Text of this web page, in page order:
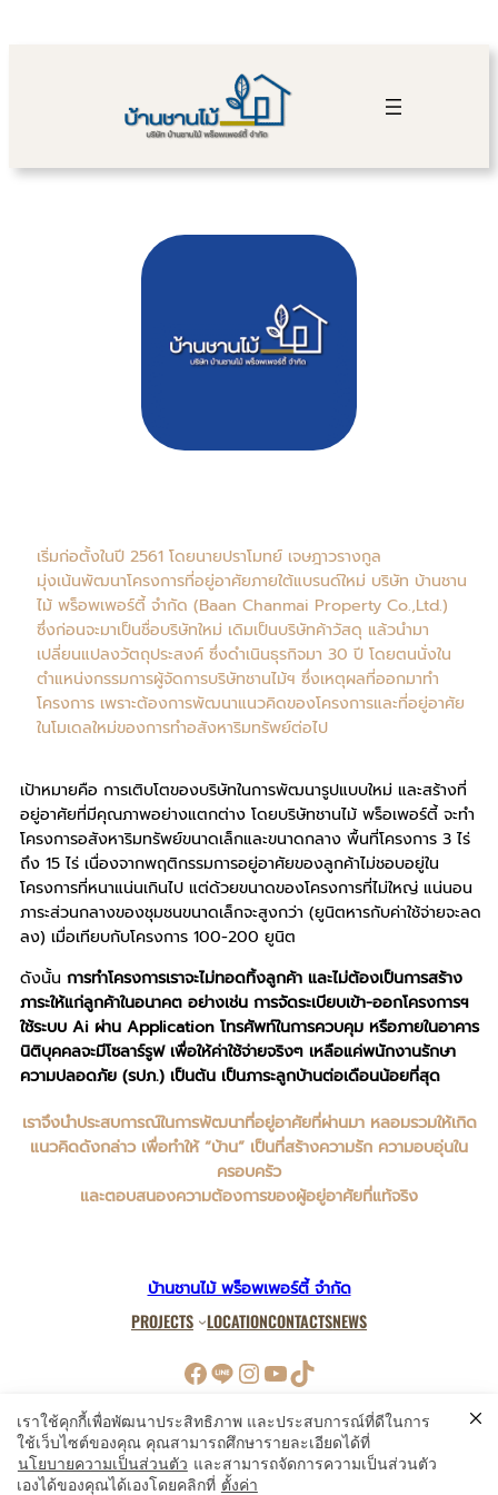
เริ่มก่อตั้งในปี 2561 โดยนายปราโมทย์ เจษฎาวรางกูล
มุ่งเน้นพัฒนาโครงการที่อยู่อาศัยภายใต้แบรนด์ใหม่ บริษัท บ้านชาน
ไม้ พร็อพเพอร์ตี้ จำกัด (Baan Chanmai Property Co.,Ltd.)
ซึ่งก่อนจะมาเป็นชื่อบริษัทใหม่ เดิมเป็นบริษัทค้าวัสดุ แล้วนำมา
เปลี่ยนแปลงวัตถุประสงค์ ซึ่งดำเนินธุรกิจมา 30 ปี โดยตนนั่งใน
ตำแหน่งกรรมการผู้จัดการบริษัทชานไม้ฯ ซึ่งเหตุผลที่ออกมาทำ
โครงการ เพราะต้องการพัฒนาแนวคิดของโครงการและที่อยู่อาศัย
ในโมเดลใหม่ของการทำอสังหาริมทรัพย์ต่อไป
เป้าหมายคือ การเติบโตของบริษัทในการพัฒนารูปแบบใหม่ และสร้างที่
อยู่อาศัยที่มีคุณภาพอย่างแตกต่าง โดยบริษัทชานไม้ พร็อเพอร์ตี้ จะทำ
โครงการอสังหาริมทรัพย์ขนาดเล็กและขนาดกลาง พื้นที่โครงการ 3 ไร่
ถึง 15 ไร่ เนื่องจากพฤติกรรมการอยู่อาศัยของลูกค้าไม่ชอบอยู่ใน
โครงการที่หนาแน่นเกินไป แต่ด้วยขนาดของโครงการที่ไม่ใหญ่ แน่นอน
ภาระส่วนกลางของชุมชนขนาดเล็กจะสูงกว่า (ยูนิตหารกับค่าใช้จ่ายจะลด
ลง) เมื่อเทียบกับโครงการ 100-200 ยูนิต
ดังนั้น การทำโครงการเราจะไม่ทอดทิ้งลูกค้า และไม่ต้องเป็นการสร้าง
ภาระให้แก่ลูกค้าในอนาคต อย่างเช่น การจัดระเบียบเข้า-ออกโครงการฯ
ใช้ระบบ Ai ผ่าน Application โทรศัพท์​ในการควบคุม หรือภายในอาคาร
นิติบุคคลจะมีโซลาร์รูฟ เพื่อให้ค่าใช้จ่ายจริงๆ เหลือแค่พนักงานรักษา
ความปลอดภัย (รปภ.) เป็นต้น เป็นภาระลูกบ้านต่อเดือนน้อยที่สุด
เราจึงนำประสบการณ์ในการพัฒนาที่อยู่อาศัยที่ผ่านมา หลอมรวมให้เกิด
แนวคิดดังกล่าว เพื่อทำให้ “บ้าน” เป็นที่สร้างความรัก ความอบอุ่นใน
ครอบครัว
และตอบสนองความต้องการของผู้อยู่อาศัยที่แท้จริง
บ้านชานไม้ พร็อพเพอร์ตี้ จำกัด
PROJECTS LOCATIONCONTACTSNEWS
Facebook LINE InstagramYouTube TikTok
Copyright ©2025 | www.baanchanmai.com
เราใช้คุกกี้เพื่อพัฒนาประสิทธิภาพ และประสบการณ์ที่ดีในการ
ใช้เว็บไซต์ของคุณ คุณสามารถศึกษารายละเอียดได้ที่
นโยบายความเป็นส่วนตัว และสามารถจัดการความเป็นส่วนตัว
เองได้ของคุณได้เองโดยคลิกที่ ตั้งค่า